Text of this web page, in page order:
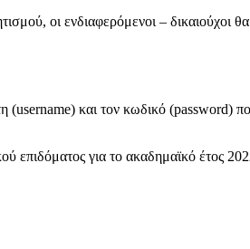
οι ενδιαφερόμενοι – δικαιούχοι
(username) και τον κωδικό (password)
επιδόματος για το ακαδημαϊκό έτος